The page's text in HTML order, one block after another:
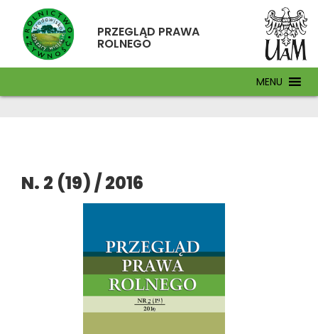
PRZEGLĄD PRAWA
ROLNEGO
MENU
N. 2 (19) / 2016